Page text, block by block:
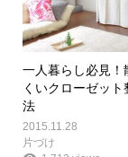
一人暮らし必見！
くいクローゼッ
法
2015.11.28
片づけ